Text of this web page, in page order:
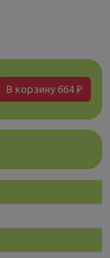
В корзину 664 ₽